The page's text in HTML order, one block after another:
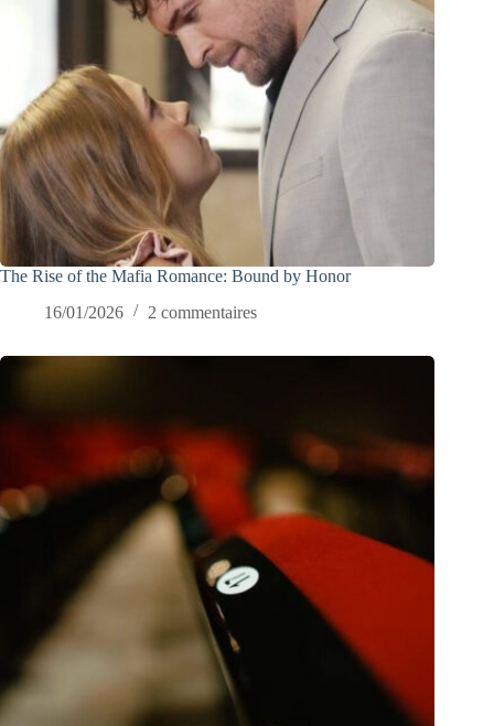
The Rise of the Mafia Romance: Bound by Honor
16/01/2026
2 commentaires